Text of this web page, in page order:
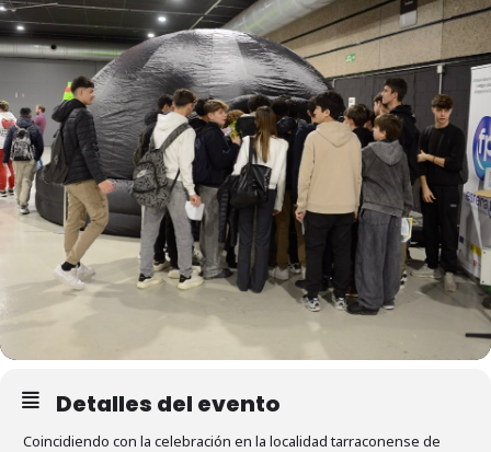
Detalles del evento
Coincidiendo con la celebración en la localidad tarraconense de